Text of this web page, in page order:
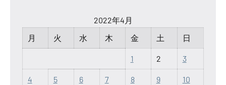
2022年4月
月
火 水 木 金 土 日
1 2 3
4 5 6 7 8 9 10